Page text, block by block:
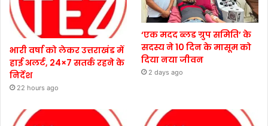
भारी वर्षा को लेकर उत्तराखंड में
हाई अलर्ट, 24×7 सतर्क रहने के
निर्देश
22 hours ago
‘एक मदद ब्लड ग्रुप समिति’ के
सदस्य ने 10 दिन के मासूम को
दिया नया जीवन
2 days ago